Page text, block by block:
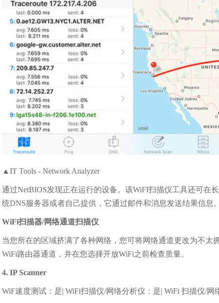
▲IT Tools - Network Analyzer
通过NetBIOS发现正在运行的设备。该WiFI扫描仪工具还可在
统DNS服务器或者自己提供，它通过邮件和消息发送结果信息
WiFi扫描器/网络通道扫描仪
当您所在的区域挤满了各种网络，您可将网络通道更改为不
WiFi路由器通道，并在您选择开放WiFi之前检查质量。
4. IP Scanner
WiF速度测试：是| WiFi扫描仪/网络分析仪：是| WiFi 扫描仪/